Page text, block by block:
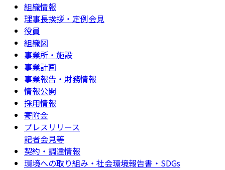
組織情報
理事長挨拶・定例会見
役員
組織図
事業所・施設
事業計画
事業報告・財務情報
情報公開
採用情報
寄附金
プレスリリース
記者会見等
契約・調達情報
環境への取り組み・社会環境報告書・SDGs